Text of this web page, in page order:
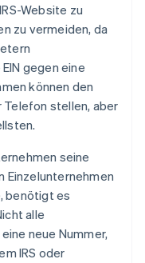
Website zu
zu vermeiden, da
gegen eine
können den
Telefon stellen, aber
seine
Einzelunternehmen
benötigt es
alle
neue Nummer,
IRS oder